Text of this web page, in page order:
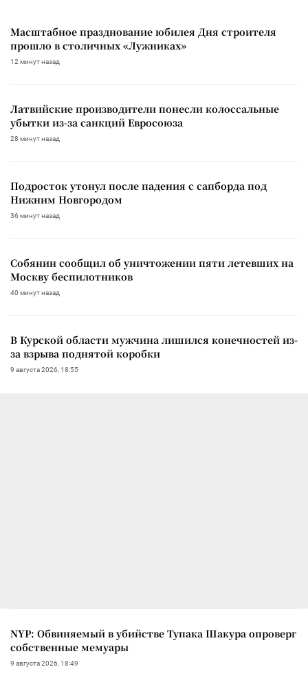
Масштабное празднование юбилея Дня строителя
прошло в столичных «Лужниках»
12 минут назад
Латвийские производители понесли колоссальные
убытки из-за санкций Евросоюза
28 минут назад
Подросток утонул после падения с сапборда под
Нижним Новгородом
36 минут назад
Собянин сообщил об уничтожении пяти летевших на
Москву беспилотников
40 минут назад
В Курской области мужчина лишился конечностей из-
за взрыва поднятой коробки
9 августа 2026, 18:55
NYP: Обвиняемый в убийстве Тупака Шакура опроверг
собственные мемуары
9 августа 2026, 18:49